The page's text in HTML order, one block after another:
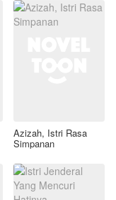
Azizah, Istri Rasa
Simpanan